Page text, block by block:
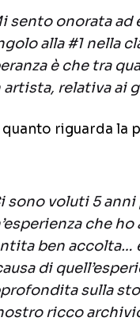
sento onorata ad
alla #1 nella
è che tra
artista, relativa ai
quanto riguarda la
sono voluti 5
che
ben accolta…
di
sulla
ricco